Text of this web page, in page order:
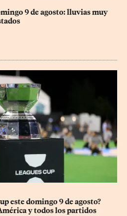
9 de agosto: lluvias muy
este domingo 9 de agosto?
y todos los partidos